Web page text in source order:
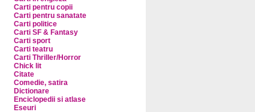
Carti pentru copii
Carti pentru sanatate
Carti politice
Carti SF & Fantasy
Carti sport
Carti teatru
Carti Thriller/Horror
Chick lit
Citate
Comedie, satira
Dictionare
Enciclopedii si atlase
Eseuri